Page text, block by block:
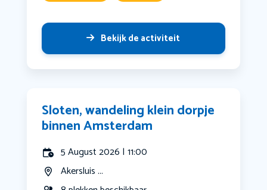
Bekijk de activiteit
Sloten, wandeling klein dorpje
binnen Amsterdam
5 August 2026 | 11:00
Akersluis ...